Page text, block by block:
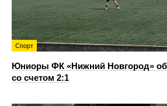
Спорт
Юниоры ФК «Нижний Новгород»
со счетом 2:1